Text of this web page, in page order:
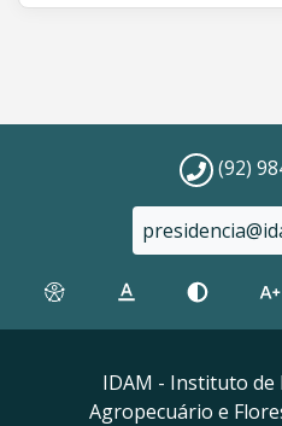
(92)
IDAM - Instituto de
Agropecuário e